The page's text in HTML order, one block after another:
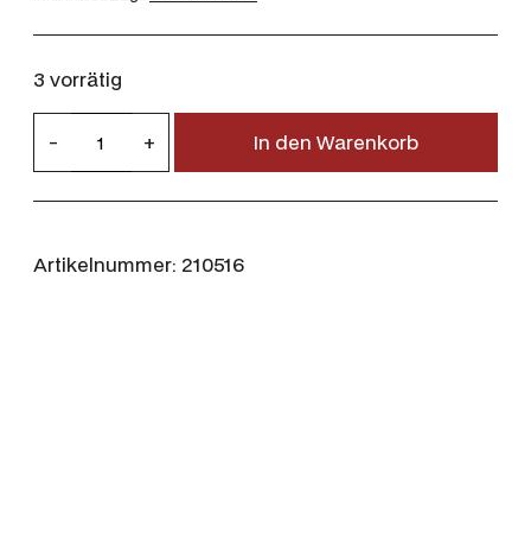
3 vorrätig
0
- + In den Warenkorb
Artikelnummer: 210516